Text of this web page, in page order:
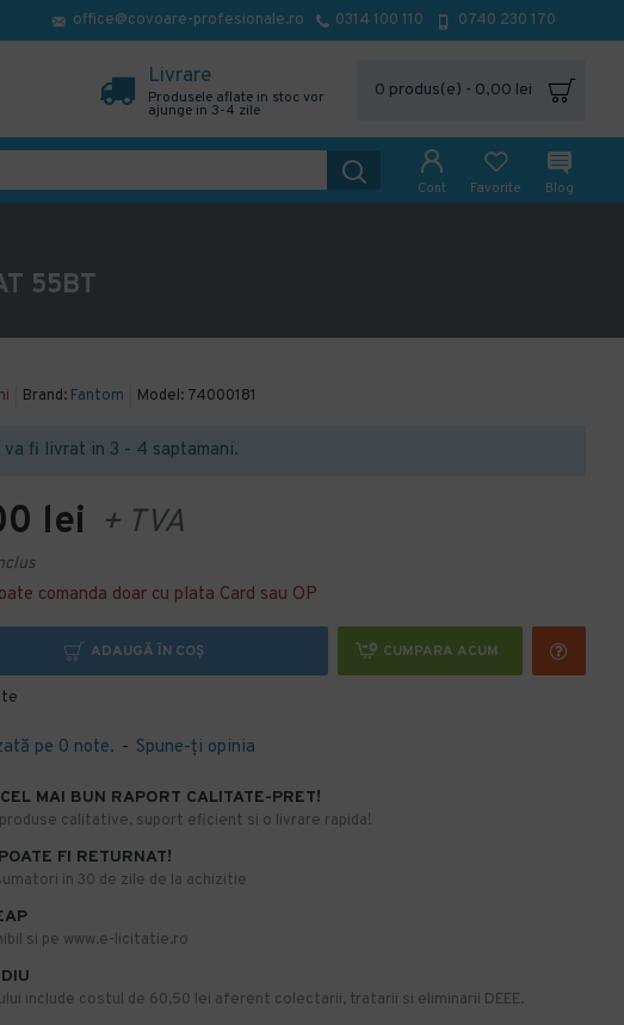
office@covoare-profesionale.ro 0314 100 110 0740 230 170
Livrare
Produsele aflate in stoc vor
ajunge in 3-4 zile
0 produs(e) - 0,00 lei
Cont Favorite Blog
55BT
Brand: Fantom Model: 74000181
fi livrat in 3 - 4 saptamani.
pe 0 note. - Spune-ţi opinia
lei + TVA
comanda doar cu plata Card sau OP
ADAUGĂ ÎN COŞ CUMPARA ACUM
MAI BUN RAPORT CALITATE-PRET!
calitative, suport eficient si o livrare rapida!
FI RETURNAT!
in 30 de zile de la achizitie
si pe www.e-licitatie.ro
include costul de 60,50 lei aferent colectarii, tratarii si eliminarii DEEE.